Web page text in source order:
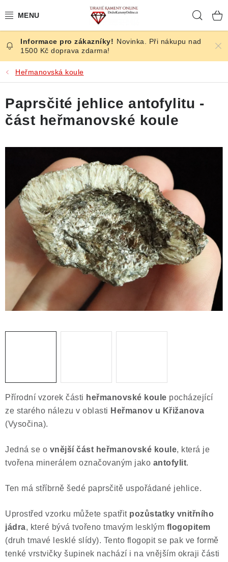
na
ČESKÉ KAMENY
ŠPERKY
KAMENY ZE SVĚTA
BROUŠENÉ
SLEVY
ÚČINKY
KRYSTALY
ČLÁNKY
NALEZIŠTĚ
NÁŠ PŘÍBĚH
VIDEOGALERIE
Ochrana osobních údajů
Výkup minerálů a drahých kamenů
Formulář pro odstoupení od smlouvy
Novinka. Při nákupu nad
1500 Kč doprava zdarma!
Heřmanovská koule
Přírodní vzorek části heřmanovské koule pocházející
ze starého nálezu v oblasti Heřmanov u Křižanova
(Vysočina).
Jedná se o vnější část heřmanovské koule, která je
tvořena minerálem označovaným jako antofylit.
Ten má stříbrně šedé paprsčitě uspořádané jehlice.
Uprostřed vzorku můžete spatřit pozůstatky vnitřního
jádra, které bývá tvořeno tmavým lesklým flogopitem
(druh tmavé lesklé slídy). Tento flogopit se pak ve formě
tenké vrstvičky šupinek nachází i na vnějším okraji části
Paprsčité jehlice antofylitu -
část heřmanovské koule